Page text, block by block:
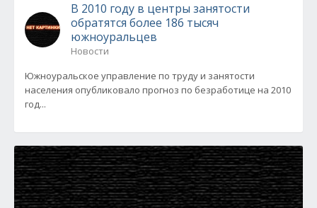
В 2010 году в центры занятости
обратятся более 186 тысяч
южноуральцев
Новости
Южноуральское управление по труду и занятости
населения опубликовало прогноз по безработице на 2010
год...